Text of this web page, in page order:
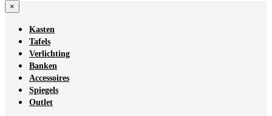
×
Kasten
Tafels
Verlichting
Banken
Accessoires
Spiegels
Outlet